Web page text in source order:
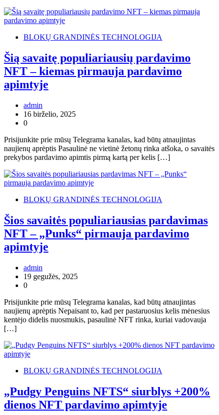
BLOKŲ GRANDINĖS TECHNOLOGIJA
Šią savaitę populiariausių pardavimo
NFT – kiemas pirmauja pardavimo
apimtyje
admin
16 birželio, 2025
0
Prisijunkite prie mūsų Telegrama kanalas, kad būtų atnaujintas
naujienų aprėptis Pasaulinė ne vietinė žetonų rinka atšoka, o savaitės
prekybos pardavimo apimtis pirmą kartą per kelis […]
BLOKŲ GRANDINĖS TECHNOLOGIJA
Šios savaitės populiariausias pardavimas
NFT – „Punks“ pirmauja pardavimo
apimtyje
admin
19 gegužės, 2025
0
Prisijunkite prie mūsų Telegrama kanalas, kad būtų atnaujintas
naujienų aprėptis Nepaisant to, kad per pastaruosius kelis mėnesius
kentėjo didelis nuosmukis, pasaulinė NFT rinka, kuriai vadovauja
[…]
BLOKŲ GRANDINĖS TECHNOLOGIJA
„Pudgy Penguins NFTS“ siurblys +200%
dienos NFT pardavimo apimtyje